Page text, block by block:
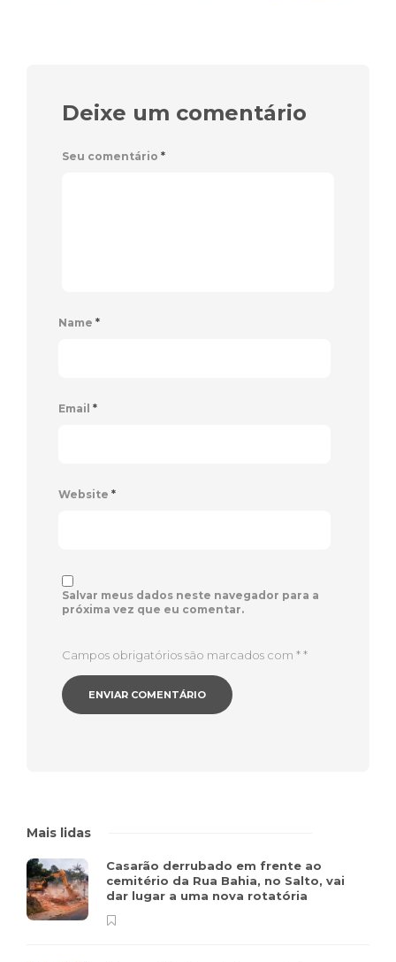
Deixe um comentário
Seu comentário *
Name *
Email *
Website *
Salvar meus dados neste navegador para a
próxima vez que eu comentar.
Campos obrigatórios são marcados com **
Mais lidas
Casarão derrubado em frente ao
cemitério da Rua Bahia, no Salto, vai
dar lugar a uma nova rotatória